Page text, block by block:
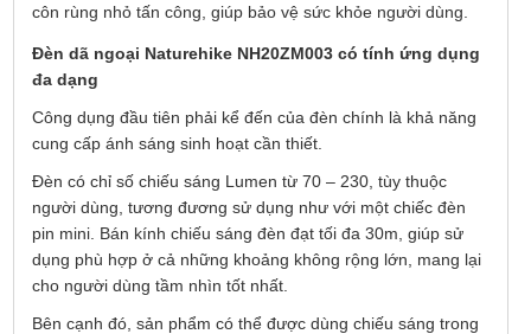
côn rùng nhỏ tấn công, giúp bảo vệ sức khỏe người dùng.
Đèn dã ngoại Naturehike NH20ZM003 có tính ứng dụng
đa dạng
Công dụng đầu tiên phải kể đến của đèn chính là khả năng
cung cấp ánh sáng sinh hoạt cần thiết.
Đèn có chỉ số chiếu sáng Lumen từ 70 – 230, tùy thuộc
người dùng, tương đương sử dụng như với một chiếc đèn
pin mini. Bán kính chiếu sáng đèn đạt tối đa 30m, giúp sử
dụng phù hợp ở cả những khoảng không rộng lớn, mang lại
cho người dùng tầm nhìn tốt nhất.
Bên cạnh đó, sản phẩm có thể được dùng chiếu sáng trong